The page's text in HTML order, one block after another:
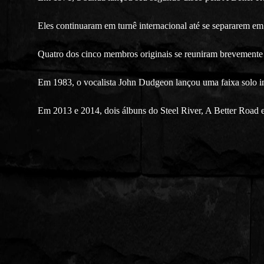
Eles continuaram em turnê internacional até se separarem
Quatro dos cinco membros originais se reuniram
Em 1983, o vocalista John Dudgeon lançou uma faixa solo
Em 2013 e 2014, dois álbuns do Steel River, A Better